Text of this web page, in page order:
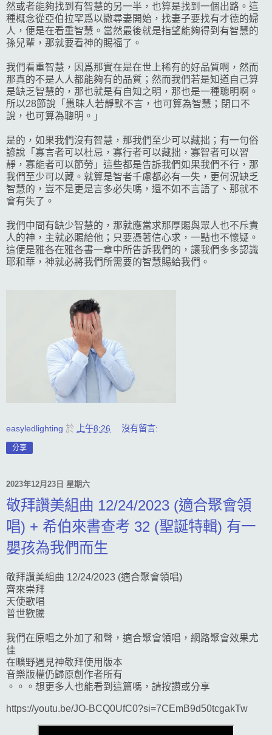
然或者能夠找到有智慧的另一半，也算是找到一個出路。這
種概念從亞伯拉罕爲以撒尋妻開始，找妻子要找有才德的婦
人，便是在看重智慧。當然最後就是指望能夠得到有智慧的
孫兒輩，那就要看神的賜福了。
我們看重智慧，因爲那實在是在世上稀有的好品質啊，然而
那真的不是人人都能夠有的品質；然而我們若是知道自己算
是缺乏智慧的，那也就是有自知之明，那也是一種聰明啊。
所以28節說「愚昧人若靜默不言，也可算為智慧；閉口不
說，也可算為聰明。」
是的，如果我們沒有智慧，那我們至少可以藏拙；有一句俗
諺說「寡言者可以杜忌，寡行者可以藏拙，寡智者可以習
靜，寡能者可以節勞」這些都是告訴我們如果我們不行，那
我們至少可以藏。就算是智者千慮都必有一失，更何況缺乏
智慧的，豈不是更是言多必失嗎，還不如不言語了、那就不
會有失了。
我們中間有缺少智慧的，那就應當求那厚賜與眾人也不斥責
人的神，主就必賜給他；只要憑著信心求，一點也不懷疑。
這便是雅各在雅各書一章中所告訴我們的，讓我們多多認識
耶和華，神就必將我們所需要的智慧賜給我們。
easyledlighting 於 上午8:26 沒有留言:
分享
2023年12月23日 星期六
敬拜讚美組曲 12/24/2023 (適合聚會領
唱) + 希伯來書查考 32 (聖誕特輯) 有一
嬰孩為我們而生
敬拜讚美組曲 12/24/2023 (適合聚會領唱)
齊來崇拜
天使歌唱
普世歡騰
我們在原唱之外加了和聲，適合聚會領唱，網路聚會效果尤
佳
在曠野遇見神敬拜使用版本
音樂版權仍歸原創作者所有
。。。想更多人也能看到這篇嗎，請按讚或分享
https://youtu.be/JO-BCQ0UfC0?si=7CEmB9d50tcgakTw